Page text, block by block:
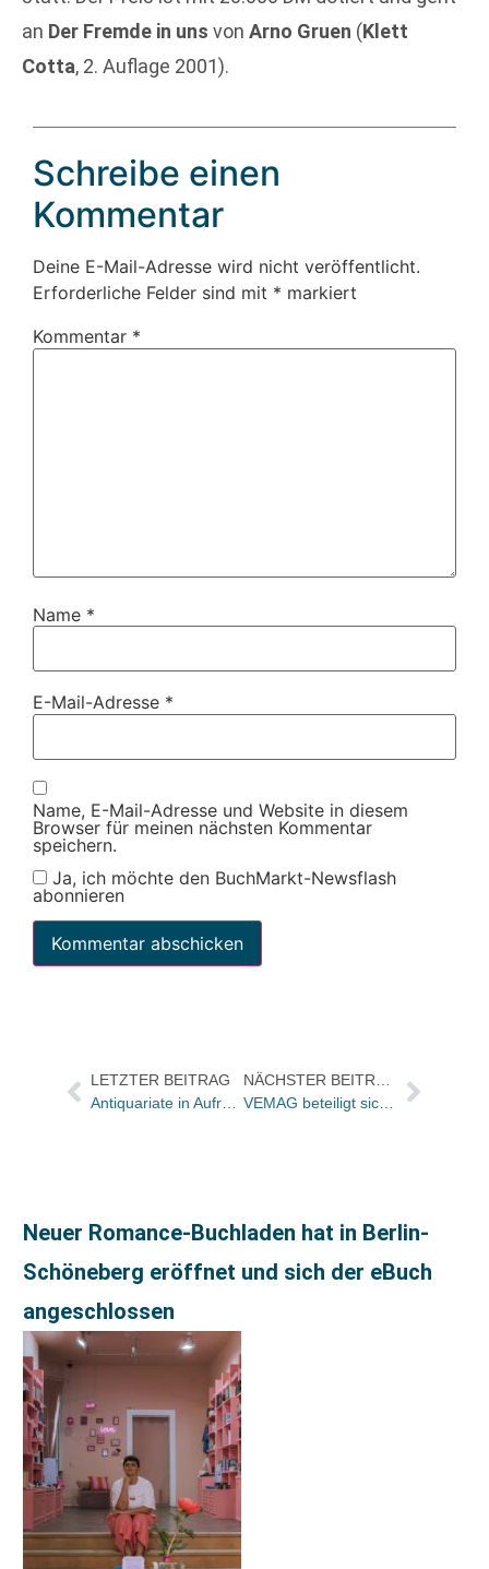
an Der Fremde in uns von Arno Gruen (Klett
Cotta, 2. Auflage 2001).
Schreibe einen
Kommentar
Deine E-Mail-Adresse wird nicht veröffentlicht.
Erforderliche Felder sind mit * markiert
Kommentar *
Name *
E-Mail-Adresse *
Name, E-Mail-Adresse und Website in diesem
Browser für meinen nächsten Kommentar
speichern.
Ja, ich möchte den BuchMarkt-Newsflash
abonnieren
LETZTER BEITRAG
Antiquariate in Aufruhr
Neuer Romance-Buchladen hat in Berlin-
Schöneberg eröffnet und sich der eBuch
angeschlossen